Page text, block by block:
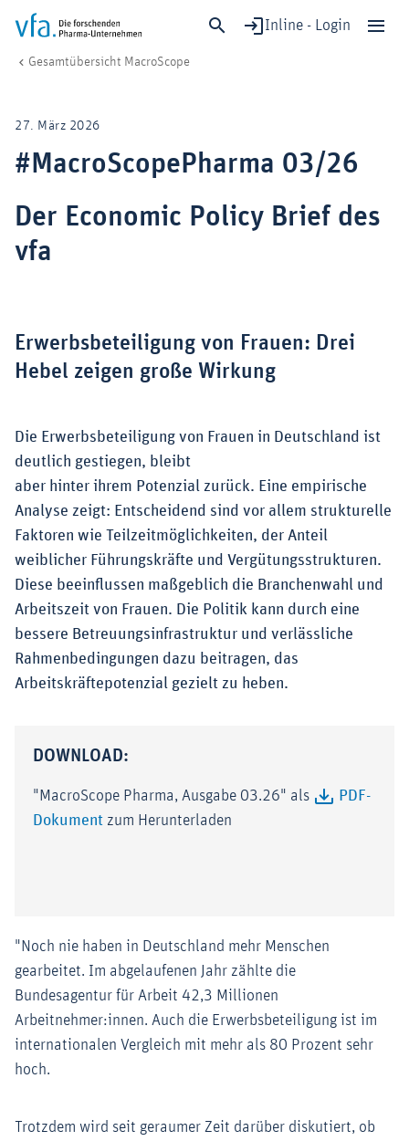
Inline - Login
Forschung & Entwicklung
Gesundheit & Versorgung
Wirtschaft & Standort
Verband & Mitglieder
Medien
Gesamtübersicht MacroScope
27. März 2026
#MacroScopePharma 03/26
Der Economic Policy Brief des
vfa
Erwerbsbeteiligung von Frauen: Drei
Hebel zeigen große Wirkung
Die Erwerbsbeteiligung von Frauen in Deutschland ist
deutlich gestiegen, bleibt
aber hinter ihrem Potenzial zurück. Eine empirische
Analyse zeigt: Entscheidend sind vor allem strukturelle
Faktoren wie Teilzeitmöglichkeiten, der Anteil
weiblicher Führungskräfte und Vergütungsstrukturen.
Diese beeinflussen maßgeblich die Branchenwahl und
Arbeitszeit von Frauen. Die Politik kann durch eine
bessere Betreuungsinfrastruktur und verlässliche
Rahmenbedingungen dazu beitragen, das
Arbeitskräftepotenzial gezielt zu heben.
DOWNLOAD:
"MacroScope Pharma, Ausgabe 03.26" als
PDF-
Dokument zum Herunterladen
"Noch nie haben in Deutschland mehr Menschen
gearbeitet. Im abgelaufenen Jahr zählte die
Bundesagentur für Arbeit 42,3 Millionen
Arbeitnehmer:innen. Auch die Erwerbsbeteiligung ist im
internationalen Vergleich mit mehr als 80 Prozent sehr
hoch.
Trotzdem wird seit geraumer Zeit darüber diskutiert, ob